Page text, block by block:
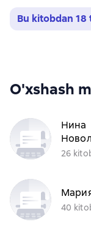
Bu kitobdan 18
O'xshash
Нина
26
40